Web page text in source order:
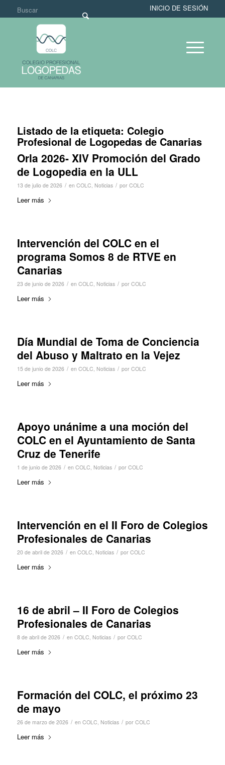
INICIO DE SESIÓN
Listado de la etiqueta: Colegio
Profesional de Logopedas de Canarias
Orla 2026- XIV Promoción del Grado
de Logopedia en la ULL
13 de julio de 2026 / en COLC, Noticias / por COLC
Leer más
Intervención del COLC en el
programa Somos 8 de RTVE en
Canarias
23 de junio de 2026 / en COLC, Noticias / por COLC
Leer más
Día Mundial de Toma de Conciencia
del Abuso y Maltrato en la Vejez
15 de junio de 2026 / en COLC, Noticias / por COLC
Leer más
Apoyo unánime a una moción del
COLC en el Ayuntamiento de Santa
Cruz de Tenerife
1 de junio de 2026 / en COLC, Noticias / por COLC
Leer más
Intervención en el II Foro de Colegios
Profesionales de Canarias
20 de abril de 2026 / en COLC, Noticias / por COLC
Leer más
16 de abril – II Foro de Colegios
Profesionales de Canarias
8 de abril de 2026 / en COLC, Noticias / por COLC
Leer más
Formación del COLC, el próximo 23
de mayo
26 de marzo de 2026 / en COLC, Noticias / por COLC
Leer más